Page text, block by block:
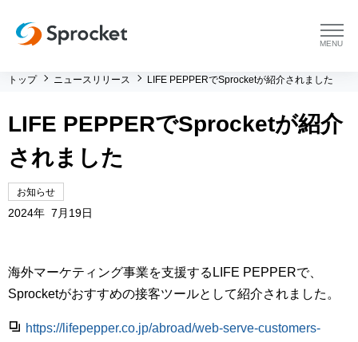
menu
プラットフォーム トップ
コンサルティング
運用支援 トップ
メソッド トップ
会社情報
トップ ニュースリリース LIFE PEPPERでSprocketが紹介されました
LIFE PEPPERでSprocketが紹介
されました
お知らせ
2024年 7月19日
海外マーケティング事業を支援するLIFE PEPPERで、
Sprocketがおすすめの接客ツールとして紹介されました。
https://lifepepper.co.jp/abroad/web-serve-customers-